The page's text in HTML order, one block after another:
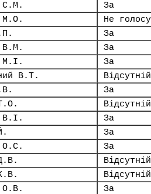
С.М.
За
М.О.
Не
За
В.М.
За
М.І.
За
В.Т.
Відсутній
За
Відсутній
В.І.
За
За
О.С.
За
Відсутній
Відсутній
О.В.
За